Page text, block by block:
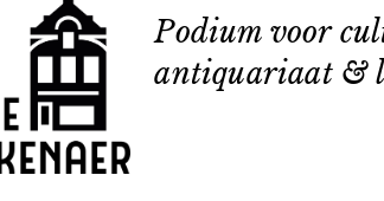
Podium voor
antiquariaat &